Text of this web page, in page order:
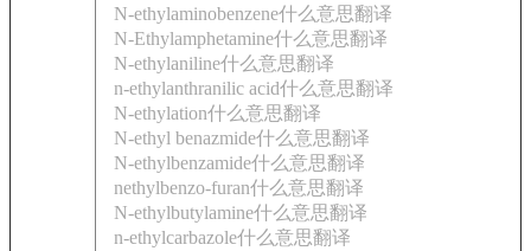
N-ethylaminobenzene什么意思翻译
N-Ethylamphetamine什么意思翻译
N-ethylaniline什么意思翻译
n-ethylanthranilic acid什么意思翻译
N-ethylation什么意思翻译
N-ethyl benazmide什么意思翻译
N-ethylbenzamide什么意思翻译
nethylbenzo-furan什么意思翻译
N-ethylbutylamine什么意思翻译
n-ethylcarbazole什么意思翻译